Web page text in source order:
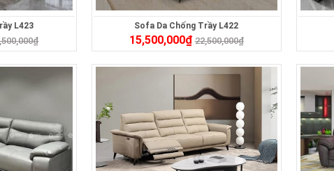
L423
₫
Sofa Da Chống Trầy L422
15,500,000₫ 22,500,000₫